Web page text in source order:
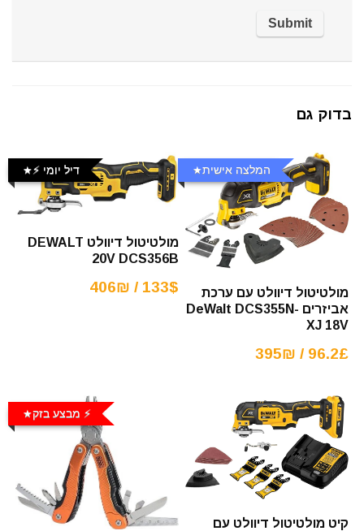
בדוק גם
המלצה אישית
מולטיטול דיוולט עם ערכת
אביזרים DeWalt DCS355N-
XJ 18V
96.2£ / 395₪
דיל יומי ⚡️
מולטיטול דיוולט DEWALT
20V DCS356B
133$ / 406₪
קיט מולטיטול דיוולט עם
⚡️ מבצע בזק